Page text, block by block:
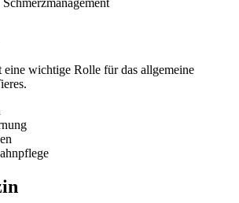
eine wichtige Rolle für das allgemeine